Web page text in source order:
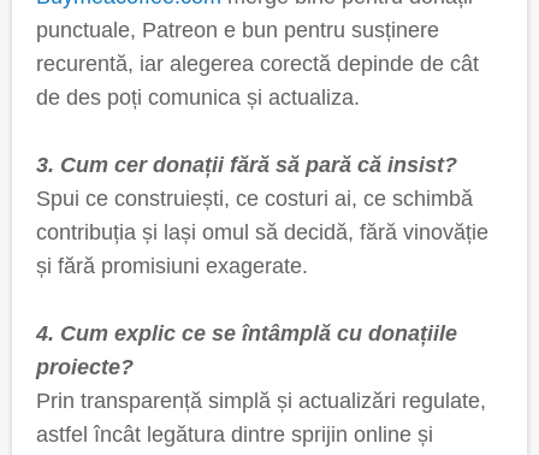
punctuale, Patreon e bun pentru susținere
recurentă, iar alegerea corectă depinde de cât
de des poți comunica și actualiza.
3. Cum cer donații fără să pară că insist?
Spui ce construiești, ce costuri ai, ce schimbă
contribuția și lași omul să decidă, fără vinovăție
și fără promisiuni exagerate.
4. Cum explic ce se întâmplă cu donațiile
proiecte?
Prin transparență simplă și actualizări regulate,
astfel încât legătura dintre sprijin online și